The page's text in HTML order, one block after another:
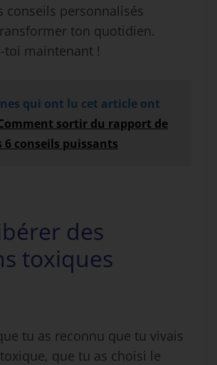
conseils personnalisés
ton quotidien.
toi maintenant !
qui ont lu cet article ont
sortir du rapport de
6 conseils puissants
des
toxiques
tu as reconnu que tu vivais
que tu as choisi le